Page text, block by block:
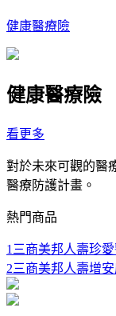
健康醫療險
健康醫療險
看更多
對於未來可觀的醫
醫療防護計畫。
熱門商品
1 三商美邦人壽珍
2三商美邦人壽增